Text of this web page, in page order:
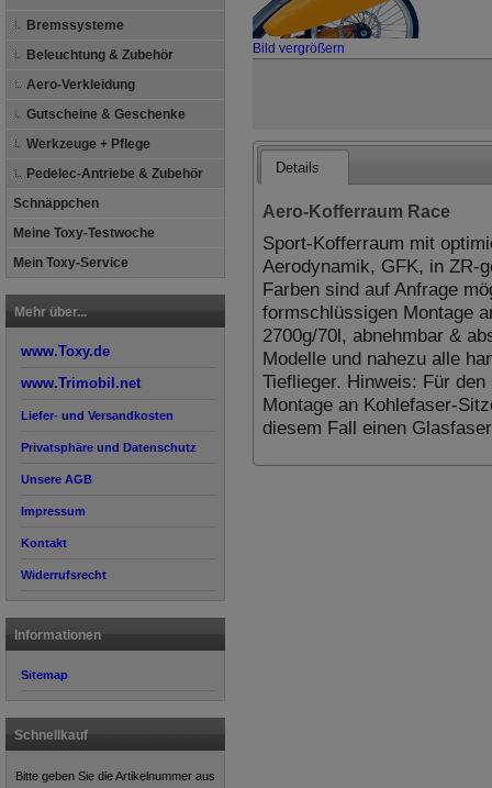
Bremssysteme
Beleuchtung & Zubehör
Aero-Verkleidung
Gutscheine & Geschenke
Werkzeuge + Pflege
Pedelec-Antriebe & Zubehör
Schnäppchen
Meine Toxy-Testwoche
Mein Toxy-Service
Mehr über...
www.Toxy.de
www.Trimobil.net
Liefer- und Versandkosten
Privatsphäre und Datenschutz
Unsere AGB
Impressum
Kontakt
Widerrufsrecht
Informationen
Sitemap
Schnellkauf
Bitte geben Sie die Artikelnummer aus
Bild vergrößern
Details
Aero-Kofferraum Race
Sport-Kofferraum mit
Aerodynamik, GFK, in ZR-
Farben sind auf Anfrage
formschlüssigen Montage
2700g/70l, abnehmbar &
Modelle und nahezu alle
Tieflieger. Hinweis: Für
Montage an Kohlefaser-
diesem Fall einen